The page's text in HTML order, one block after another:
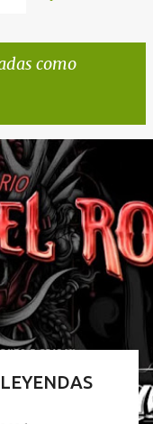
como